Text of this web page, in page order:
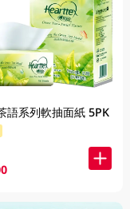
語系列軟抽面紙 5PK